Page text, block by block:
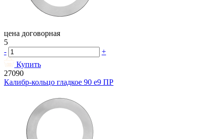
цена договорная
5
-
+
Купить
27090
Калибр-кольцо гладкое 90 e9 ПР